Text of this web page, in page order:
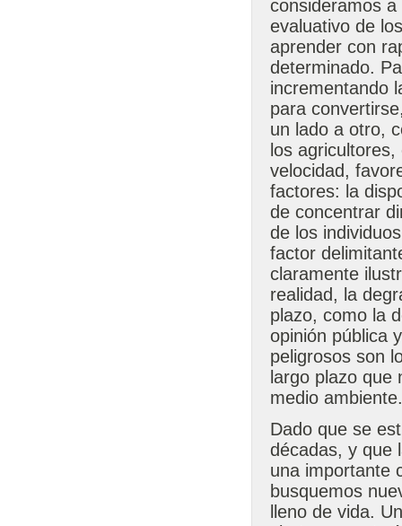
consideramos
evaluativo de
aprender con
determinado.
incrementando
para
un lado a otro,
los
velocidad,
factores: la
de concentrar
de los
factor
claramente
realidad, la
plazo, como la
opinión pública
peligrosos son
largo plazo que
medio ambiente.
Dado que se
décadas, y que
una importante
busquemos
lleno de vida.